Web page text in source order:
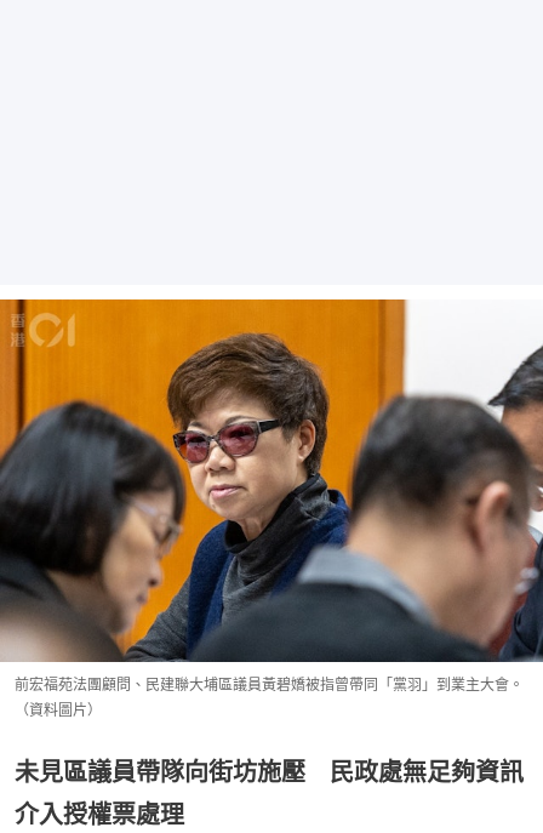
前宏福苑法團顧問、民建聯大埔區議員黃碧嬌被指曾帶同「黨羽」到業主大會。
（資料圖片）
未見區議員帶隊向街坊施壓 民政處無足夠資訊
介入授權票處理